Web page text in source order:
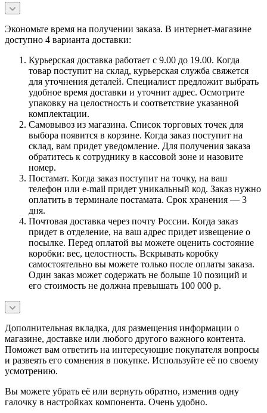
Экономьте время на получении заказа. В интернет-магазине
доступно 4 варианта доставки:
Курьерская доставка работает с 9.00 до 19.00. Когда
товар поступит на склад, курьерская служба свяжется
для уточнения деталей. Специалист предложит выбрать
удобное время доставки и уточнит адрес. Осмотрите
упаковку на целостность и соответствие указанной
комплектации.
Самовывоз из магазина. Список торговых точек для
выбора появится в корзине. Когда заказ поступит на
склад, вам придет уведомление. Для получения заказа
обратитесь к сотруднику в кассовой зоне и назовите
номер.
Постамат. Когда заказ поступит на точку, на ваш
телефон или e-mail придет уникальный код. Заказ нужно
оплатить в терминале постамата. Срок хранения — 3
дня.
Почтовая доставка через почту России. Когда заказ
придет в отделение, на ваш адрес придет извещение о
посылке. Перед оплатой вы можете оценить состояние
коробки: вес, целостность. Вскрывать коробку
самостоятельно вы можете только после оплаты заказа.
Один заказ может содержать не больше 10 позиций и
его стоимость не должна превышать 100 000 р.
Дополнительная вкладка, для размещения информации о
магазине, доставке или любого другого важного контента.
Поможет вам ответить на интересующие покупателя вопросы
и развеять его сомнения в покупке. Используйте её по своему
усмотрению.
Вы можете убрать её или вернуть обратно, изменив одну
галочку в настройках компонента. Очень удобно.